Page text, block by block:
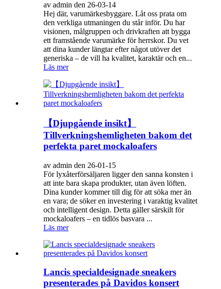
av admin den 26-03-14
Hej där, varumärkesbyggare. Låt oss prata om
den verkliga utmaningen du står inför. Du har
visionen, målgruppen och drivkraften att bygga
ett framstående varumärke för herrskor. Du vet
att dina kunder längtar efter något utöver det
generiska – de vill ha kvalitet, karaktär och en...
Läs mer
【Djupgående insikt】
Tillverkningshemligheten bakom det
perfekta paret mockaloafers
av admin den 26-01-15
För lyxåterförsäljaren ligger den sanna konsten i
att inte bara skapa produkter, utan även löften.
Dina kunder kommer till dig för att söka mer än
en vara; de söker en investering i varaktig kvalitet
och intelligent design. Detta gäller särskilt för
mockaloafers – en tidlös basvara ...
Läs mer
Lancis specialdesignade sneakers
presenterades på Davidos konsert